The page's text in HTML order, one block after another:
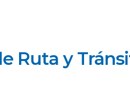
Ruta y